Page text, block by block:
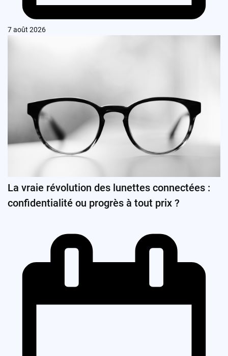
7 août 2026
La vraie révolution des lunettes connectées :
confidentialité ou progrès à tout prix ?